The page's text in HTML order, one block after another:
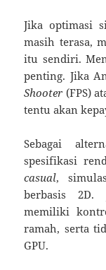
Jika optimasi
masih terasa,
itu sendiri.
penting. Jika
Shooter (FPS)
tentu akan
Sebagai
spesifikasi
casual,
berbasis 2D.
memiliki
ramah, serta
GPU.